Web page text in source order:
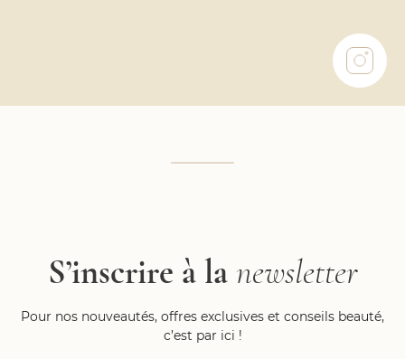
S’inscrire à la newsletter
Pour nos nouveautés, offres exclusives et conseils beauté,
c’est par ici !